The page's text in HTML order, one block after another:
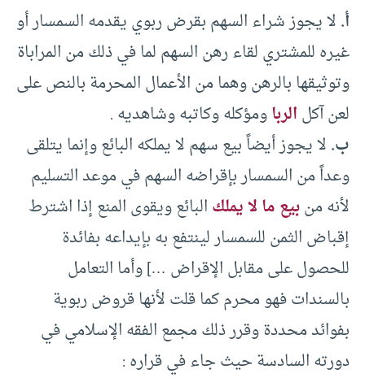
أ.لا يجوز شراء السهم بقرض ربوي يقدمه السمسار أو
غيره للمشتري لقاء رهن السهم لما في ذلك من المراباة
وتوثيقها بالرهن وهما من الأعمال المحرمة بالنص على
لعن آكلالرباومؤكله وكاتبه وشاهديه .
ب.لا يجوز أيضاً بيع سهم لا يملكه البائع وإنما يتلقى
وعداً من السمسار بإقراضه السهم في موعد التسليم
لأنه منبيع ما لا يملكالبائع ويقوى المنع إذا اشترط
إقباض الثمن للسمسار لينتفع به بإيداعه بفائدة
للحصول على مقابل الإقراض …] وأما التعامل
بالسندات فهو محرم كما قلت لأنها قروض ربوية
بفوائد محددة وقرر ذلك مجمع الفقه الإسلامي في
دورته السادسة حيث جاء في قراره :